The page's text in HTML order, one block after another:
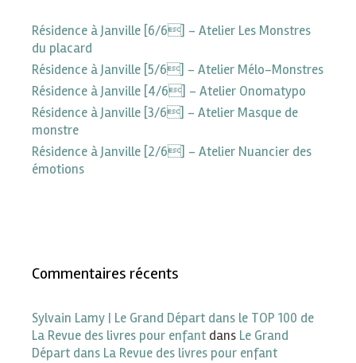
Résidence à Janville [6/6] – Atelier Les Monstres
du placard
Résidence à Janville [5/6] – Atelier Mélo-Monstres
Résidence à Janville [4/6] – Atelier Onomatypo
Résidence à Janville [3/6] – Atelier Masque de
monstre
Résidence à Janville [2/6] – Atelier Nuancier des
émotions
Commentaires récents
Sylvain Lamy | Le Grand Départ dans le TOP 100 de
La Revue des livres pour enfant dans Le Grand
Départ dans La Revue des livres pour enfant